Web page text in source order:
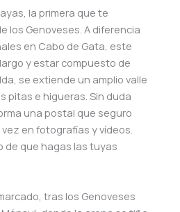
la primera que te
los Genoveses. A diferencia
en Cabo de Gata, este
y estar compuesto de
se extiende un amplio valle
pitas e higueras. Sin duda
una postal que seguro
en fotografías y vídeos.
de que hagas las tuyas
tras los Genoveses